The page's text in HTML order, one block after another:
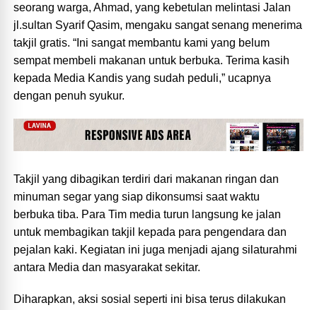
seorang warga, Ahmad, yang kebetulan melintasi Jalan
jl.sultan Syarif Qasim, mengaku sangat senang menerima
takjil gratis. “Ini sangat membantu kami yang belum
sempat membeli makanan untuk berbuka. Terima kasih
kepada Media Kandis yang sudah peduli,” ucapnya
dengan penuh syukur.
Takjil yang dibagikan terdiri dari makanan ringan dan
minuman segar yang siap dikonsumsi saat waktu
berbuka tiba. Para Tim media turun langsung ke jalan
untuk membagikan takjil kepada para pengendara dan
pejalan kaki. Kegiatan ini juga menjadi ajang silaturahmi
antara Media dan masyarakat sekitar.
Diharapkan, aksi sosial seperti ini bisa terus dilakukan